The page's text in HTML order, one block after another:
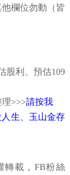
欄位勿動（皆
股利、預估109
>>>請按我
生、 玉山金存
轉載，FB粉絲